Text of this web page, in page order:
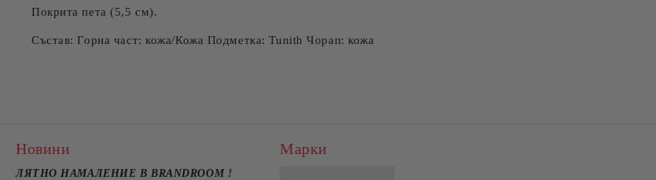
Покрита пета (5,5 см).
Състав: Горна част: кожа/Кожа Подметка: Tunith Чорап: кожа
Новини
ЛЯТНО НАМАЛЕНИЕ В BRANDROOM !
Марки